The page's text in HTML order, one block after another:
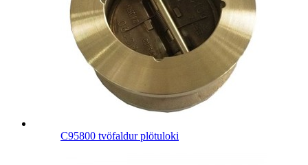
C95800 tvöfaldur plötuloki